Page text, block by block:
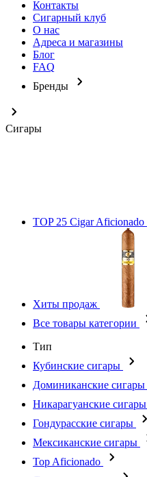
Контакты
Сигарный клуб
О нас
Адреса и магазины
Блог
FAQ
Бренды
Сигары
TOP 25 Cigar Aficionado
Хиты продаж
Все товары категории
Тип
Кубинские сигары
Доминиканские сигары
Никарагуанские сигары
Гондурасские сигары
Мексиканские сигары
Top Aficionado